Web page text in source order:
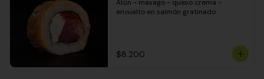
Atún - masago - queso crema -
envuelto en salmón gratinado
$8.200